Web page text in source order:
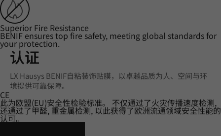
Superior Fire Resistance
BENIF ensures top fire safety, meeting global standards for
your protection.
认证
LX Hausys BENIF自粘装饰贴膜，以卓越品质为人、空间与环
境提供可靠保障。
CE
此为欧盟(EU)安全性检验标准。 不仅通过了火灾传播速度检测,
还通过了甲醛, 重金属检测, 以此获得了欧洲流通领域安全性能的
认可。